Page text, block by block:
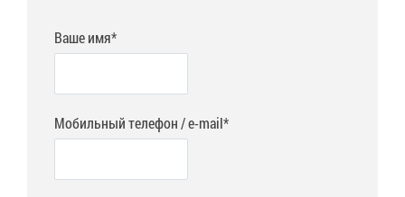
Ваше имя*
Мобильный телефон / e-mail*